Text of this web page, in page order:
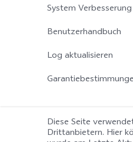
System Verbesserung
Benutzerhandbuch
Log aktualisieren
© 2026 vivo Mobile
Diese Seite
Drittanbietern. Hier